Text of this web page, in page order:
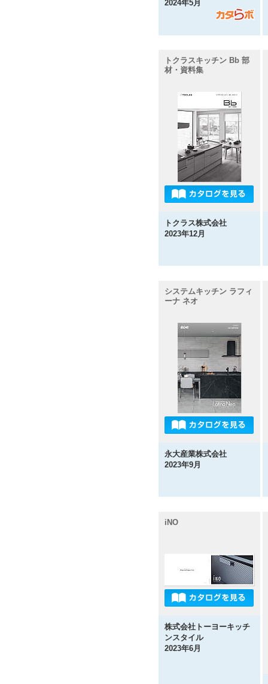
2024年5月
トクラスキッチン Bb 部
材・資料集
トクラス株式会社
2023年12月
システムキッチン ラフィ
ーナ ネオ
永大産業株式会社
2023年9月
iNO
株式会社トーヨーキッチ
ンスタイル
2023年6月